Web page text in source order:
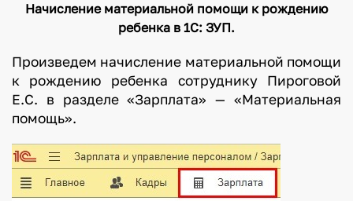
Начисление материальной помощи к рождению
ребенка в 1С: ЗУП.
Произведем начисление материальной помощи
к рождению ребенка сотруднику Пироговой
Е.С. в разделе «Зарплата» — «Материальная
помощь».